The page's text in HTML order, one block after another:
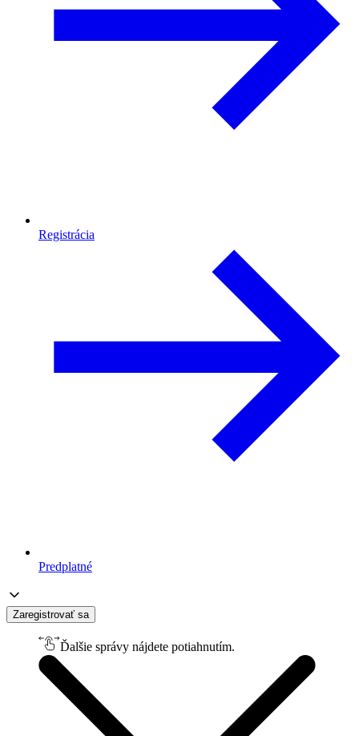
Registrácia
Predplatné
Zaregistrovať sa
Ďalšie správy nájdete potiahnutím.